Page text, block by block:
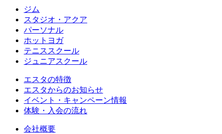
ジム
スタジオ・アクア
パーソナル
ホットヨガ
テニススクール
ジュニアスクール
エスタの特徴
エスタからのお知らせ
イベント・キャンペーン情報
体験・入会の流れ
会社概要